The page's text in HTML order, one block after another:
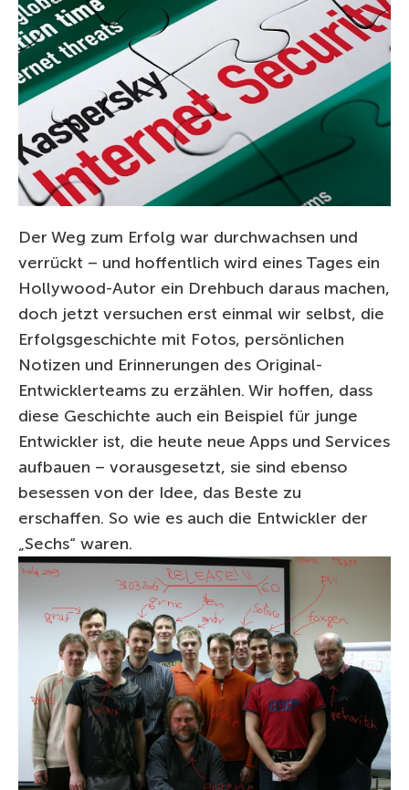
Der Weg zum Erfolg war durchwachsen und
verrückt – und hoffentlich wird eines Tages ein
Hollywood-Autor ein Drehbuch daraus machen,
doch jetzt versuchen erst einmal wir selbst, die
Erfolgsgeschichte mit Fotos, persönlichen
Notizen und Erinnerungen des Original-
Entwicklerteams zu erzählen. Wir hoffen, dass
diese Geschichte auch ein Beispiel für junge
Entwickler ist, die heute neue Apps und Services
aufbauen – vorausgesetzt, sie sind ebenso
besessen von der Idee, das Beste zu
erschaffen. So wie es auch die Entwickler der
„Sechs“ waren.